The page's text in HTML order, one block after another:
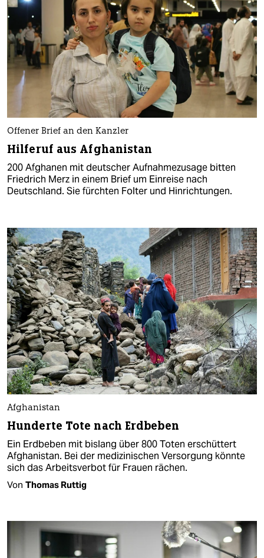
Offener Brief an den Kanzler
Hilferuf aus Afghanistan
200 Af­gha­nen mit deutscher Aufnahmezusage bitten
Friedrich Merz in einem Brief um Einreise nach
Deutschland. Sie fürchten Folter und Hinrichtungen.
Afghanistan
Hunderte Tote nach Erdbeben
Ein Erdbeben mit bislang über 800 Toten erschüttert
Afghanistan. Bei der medizinischen Versorgung könnte
sich das Arbeitsverbot für Frauen rächen.
Von Thomas Ruttig